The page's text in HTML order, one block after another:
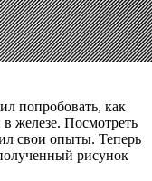
попробовать, как
железе. Посмотреть
свои опыты. Теперь
рисунок